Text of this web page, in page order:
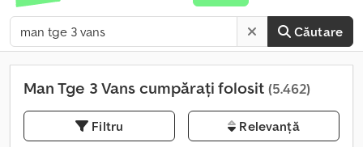
Căutare
Man Tge 3 Vans cumpărați folosit (5.462)
Filtru Relevanță